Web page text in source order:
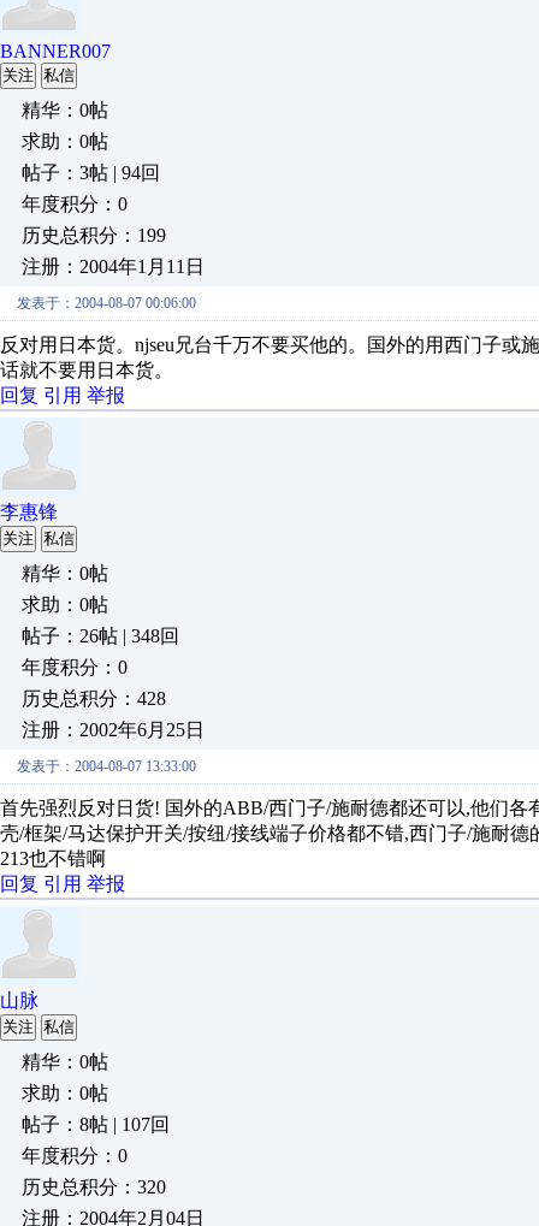
BANNER007
关注 私信
精华：0帖
求助：0帖
帖子：3帖 | 94回
年度积分：0
历史总积分：199
注册：2004年1月11日
发表于：2004-08-07 00:06:00
反对用日本货。njseu兄台千万不要买他的。国外的用西门子
话就不要用日本货。
回复 引用 举报
李惠锋
关注 私信
精华：0帖
求助：0帖
帖子：26帖 | 348回
年度积分：0
历史总积分：428
注册：2002年6月25日
发表于：2004-08-07 13:33:00
首先强烈反对日货! 国外的ABB/西门子/施耐德都还可以,他们
壳/框架/马达保护开关/按纽/接线端子价格都不错,西门子/施耐
213也不错啊
回复 引用 举报
山脉
关注 私信
精华：0帖
求助：0帖
帖子：8帖 | 107回
年度积分：0
历史总积分：320
注册：2004年2月04日